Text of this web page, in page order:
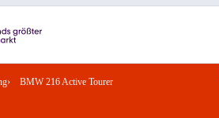
BMW 216 Active Tourer